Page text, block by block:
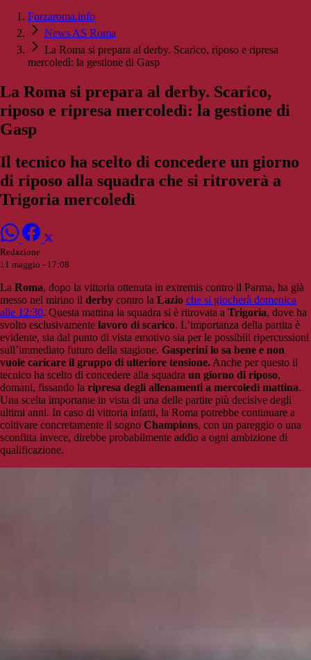
Forzaroma.info
News AS Roma
La Roma si prepara al derby. Scarico, riposo e ripresa
mercoledì: la gestione di Gasp
La Roma si prepara al derby. Scarico,
riposo e ripresa mercoledì: la gestione di
Gasp
Il tecnico ha scelto di concedere un giorno
di riposo alla squadra che si ritroverà a
Trigoria mercoledì
Redazione
11 maggio - 17:08
La Roma, dopo la vittoria ottenuta in extremis contro il Parma, ha già
messo nel mirino il derby contro la Lazio che si giocherà domenica
alle 12:30. Questa mattina la squadra si è ritrovata a Trigoria, dove ha
svolto esclusivamente lavoro di scarico. L’importanza della partita è
evidente, sia dal punto di vista emotivo sia per le possibili ripercussioni
sull’immediato futuro della stagione. Gasperini lo sa bene e non
vuole caricare il gruppo di ulteriore tensione. Anche per questo il
tecnico ha scelto di concedere alla squadra un giorno di riposo,
domani, fissando la ripresa degli allenamenti a mercoledì mattina.
Una scelta importante in vista di una delle partite più decisive degli
ultimi anni. In caso di vittoria infatti, la Roma potrebbe continuare a
coltivare concretamente il sogno Champions, con un pareggio o una
sconfitta invece, direbbe probabilmente addio a ogni ambizione di
qualificazione.